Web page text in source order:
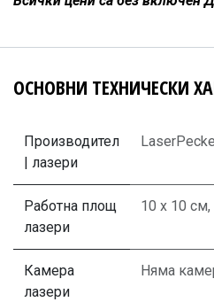
ОСНОВНИ ТЕХНИЧЕСКИ
Производител
| лазери
Работна площ
лазери
10 х 10 см,
Камера
лазери
Няма